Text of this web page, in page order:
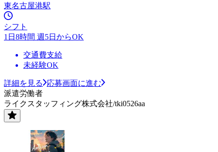
東名古屋港駅
シフト
1日8時間 週5日からOK
交通費支給
未経験OK
詳細を見る
応募画面に進む
派遣労働者
ライクスタッフィング株式会社/tki0526aa